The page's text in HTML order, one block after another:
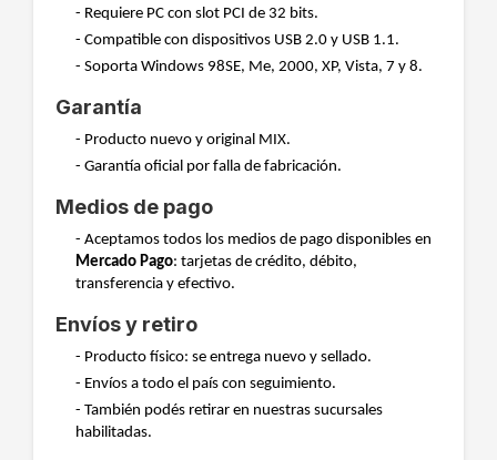
- Requiere PC con slot PCI de 32 bits.
- Compatible con dispositivos USB 2.0 y USB 1.1.
- Soporta Windows 98SE, Me, 2000, XP, Vista, 7 y 8.
Garantía
- Producto nuevo y original MIX.
- Garantía oficial por falla de fabricación.
Medios de pago
- Aceptamos todos los medios de pago disponibles en
Mercado Pago: tarjetas de crédito, débito,
transferencia y efectivo.
Envíos y retiro
- Producto físico: se entrega nuevo y sellado.
- Envíos a todo el país con seguimiento.
- También podés retirar en nuestras sucursales
habilitadas.